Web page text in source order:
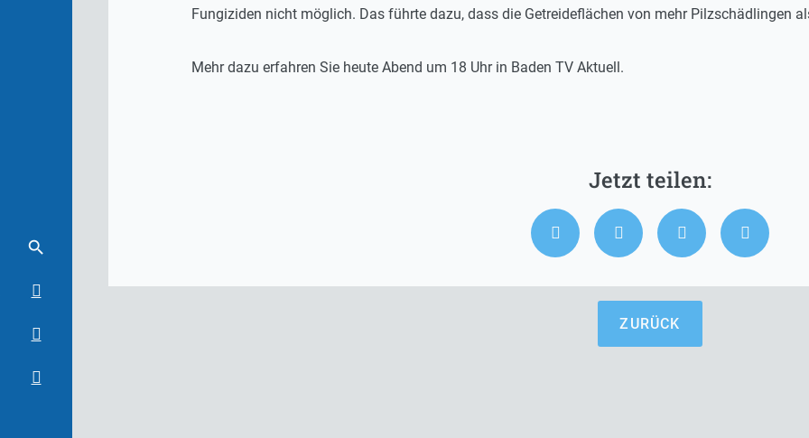
Fungiziden nicht möglich. Das führte dazu, dass die Getreideflächen von mehr Pilzschädlingen
Mehr dazu erfahren Sie heute Abend um 18 Uhr in Baden TV Aktuell.
ZURÜCK